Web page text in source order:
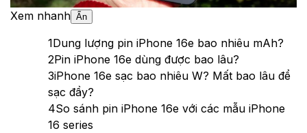
Xem nhanh Ẩn
1Dung lượng pin iPhone 16e bao nhiêu mAh?
2Pin iPhone 16e dùng được bao lâu?
3iPhone 16e sạc bao nhiêu W? Mất bao lâu để
sạc đầy?
4So sánh pin iPhone 16e với các mẫu iPhone
16 series